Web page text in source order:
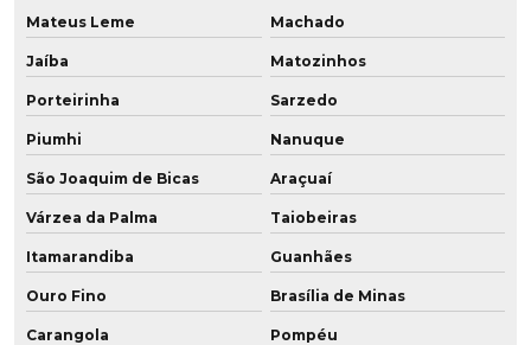
Poliuretano aditivado com grafeno
Poliuretano de alta performance
Poliuretano com grafeno
Poliuretano resistente a altas temperaturas
Pu amortecedor
Recondicionamento de peças
Mateus Leme Machado
Jaíba Matozinhos
Porteirinha Sarzedo
Piumhi Nanuque
São Joaquim de Bicas Araçuaí
Várzea da Palma Taiobeiras
Itamarandiba Guanhães
Ouro Fino Brasília de Minas
Carangola Pompéu